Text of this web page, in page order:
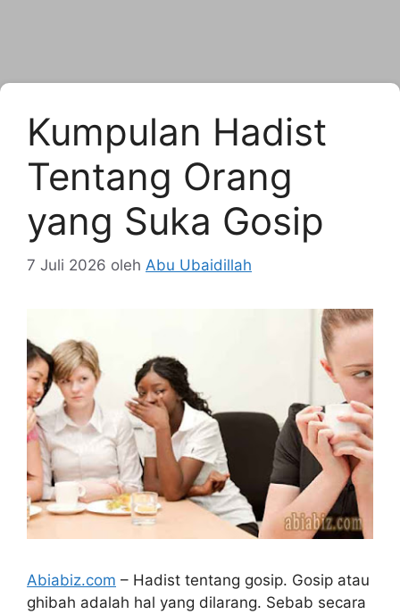
Kumpulan Hadist
Tentang Orang
yang Suka Gosip
7 Juli 2026 oleh Abu Ubaidillah
Abiabiz.com – Hadist tentang gosip. Gosip atau
ghibah adalah hal yang dilarang. Sebab secara